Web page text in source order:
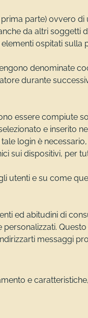
parte) ovvero
da altri soggetti
ospitati sulla
denominate
durante
essere compiute
e inserito
login è
sui dispositivi, per
utenti e su come
ed abitudini di
messaggi
e